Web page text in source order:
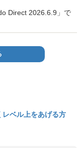
Direct 2026.6.9」で
レベル上をあげる方